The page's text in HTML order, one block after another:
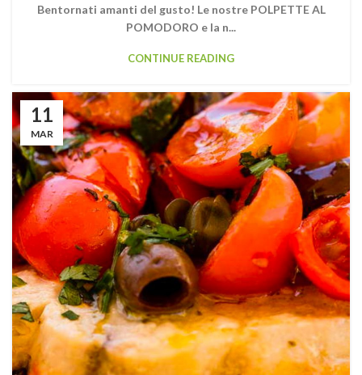
Bentornati amanti del gusto! Le nostre POLPETTE AL
POMODORO e la n...
CONTINUE READING
11
MAR